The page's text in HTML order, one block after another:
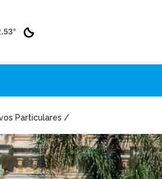
Particulares /